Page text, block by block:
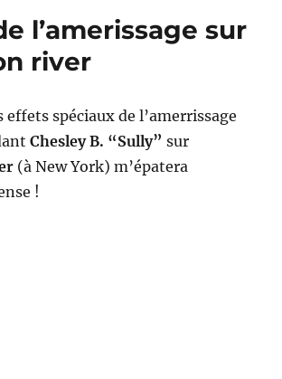
l’amerissage sur
river
effets spéciaux de l’amerrissage
Chesley B. “Sully” sur
(à New York) m’épatera
!